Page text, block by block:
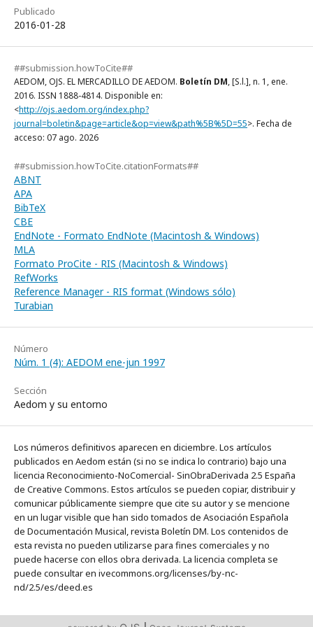
Publicado
2016-01-28
##submission.howToCite##
AEDOM, OJS. EL MERCADILLO DE AEDOM. Boletín DM, [S.l.], n. 1, ene.
2016. ISSN 1888-4814. Disponible en:
<http://ojs.aedom.org/index.php?
journal=boletin&page=article&op=view&path%5B%5D=55>. Fecha de
acceso: 07 ago. 2026
##submission.howToCite.citationFormats##
ABNT
APA
BibTeX
CBE
EndNote - Formato EndNote (Macintosh & Windows)
MLA
Formato ProCite - RIS (Macintosh & Windows)
RefWorks
Reference Manager - RIS format (Windows sólo)
Turabian
Número
Núm. 1 (4): AEDOM ene-jun 1997
Sección
Aedom y su entorno
Los números definitivos aparecen en diciembre. Los artículos
publicados en Aedom están (si no se indica lo contrario) bajo una
licencia Reconocimiento-NoComercial- SinObraDerivada 2.5 España
de Creative Commons. Estos artículos se pueden copiar, distribuir y
comunicar públicamente siempre que cite su autor y se mencione
en un lugar visible que han sido tomados de Asociación Española
de Documentación Musical, revista Boletín DM. Los contenidos de
esta revista no pueden utilizarse para fines comerciales y no
puede hacerse con ellos obra derivada. La licencia completa se
puede consultar en ivecommons.org/licenses/by-nc-
nd/2.5/es/deed.es